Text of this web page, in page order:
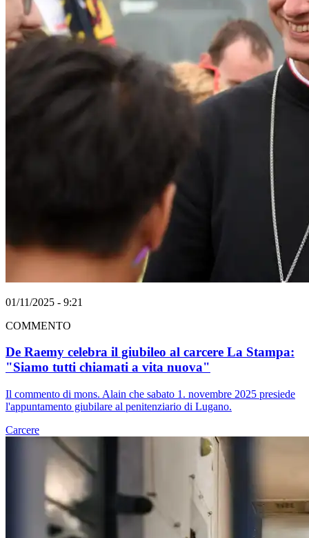
01/11/2025 - 9:21
COMMENTO
De Raemy celebra il giubileo al carcere La Stampa:
"Siamo tutti chiamati a vita nuova"
Il commento di mons. Alain che sabato 1. novembre 2025 presiede
l'appuntamento giubilare al penitenziario di Lugano.
Carcere